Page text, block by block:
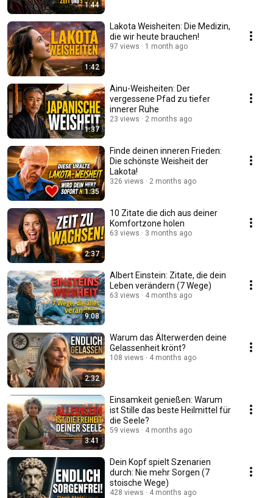
1:44
1:42
Lakota Weisheiten: Die Medizin,
die wir heute brauchen!
97 views 1 month ago
1:37
Ainu-Weisheiten: Der
vergessene Pfad zu tiefer
innerer Ruhe
23 views 2 months ago
1:35
Finde deinen inneren Frieden:
Die schönste Weisheit der
Lakota!
326 views 2 months ago
2:37
10 Zitate die dich aus deiner
Komfortzone holen
63 views 3 months ago
9:08
Albert Einstein: Zitate, die dein
Leben verändern (7 Wege)
63 views 4 months ago
2:32
Warum das Älterwerden deine
Gelassenheit krönt?
108 views 4 months ago
3:41
Einsamkeit genießen: Warum
ist Stille das beste Heilmittel für
die Seele?
59 views 4 months ago
Dein Kopf spielt Szenarien
durch: Nie mehr Sorgen (7
stoische Wege)
428 views 4 months ago